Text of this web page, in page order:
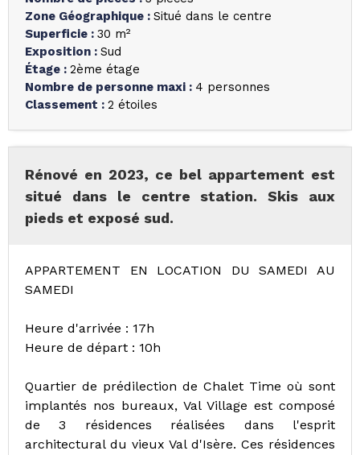
Zone Géographique : Situé dans le centre
Superficie : 30 m²
Exposition : Sud
Étage : 2ème étage
Nombre de personne maxi : 4 personnes
Classement : 2 étoiles
Rénové en 2023, ce bel appartement est
situé dans le centre station. Skis aux
pieds et exposé sud.
APPARTEMENT EN LOCATION DU SAMEDI AU
SAMEDI
Heure d'arrivée : 17h
Heure de départ : 10h
Quartier de prédilection de Chalet Time où sont
implantés nos bureaux, Val Village est composé
de 3 résidences réalisées dans l'esprit
architectural du vieux Val d'Isère. Ces résidences